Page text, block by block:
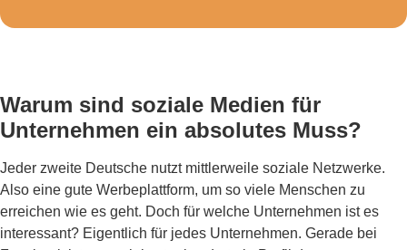
Warum sind soziale Medien für
Unternehmen ein absolutes Muss?
Jeder zweite Deutsche nutzt mittlerweile soziale Netzwerke.
Also eine gute Werbeplattform, um so viele Menschen zu
erreichen wie es geht. Doch für welche Unternehmen ist es
interessant? Eigentlich für jedes Unternehmen. Gerade bei